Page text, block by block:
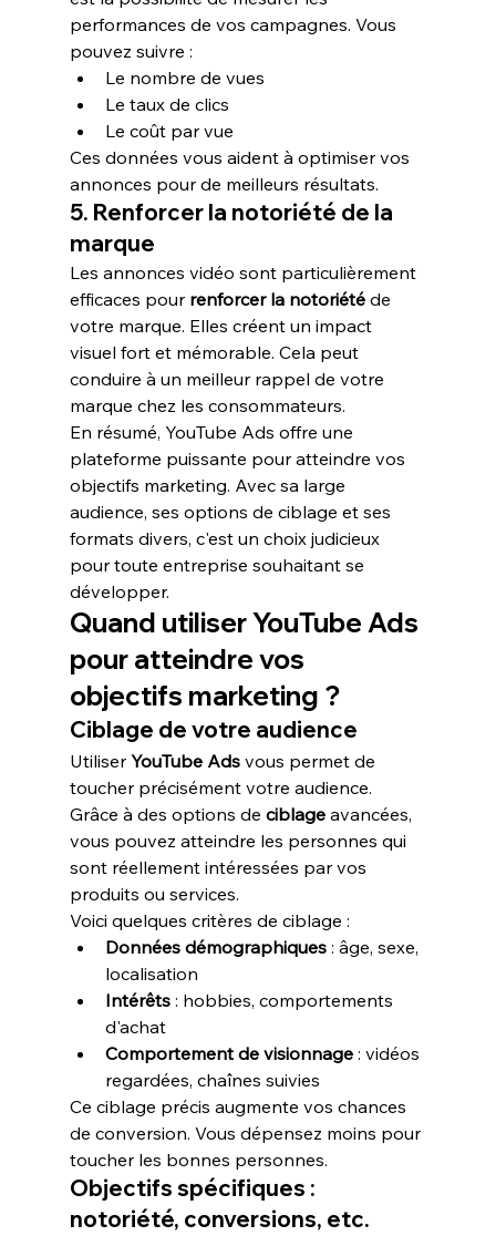
performances de vos campagnes. Vous
pouvez suivre :
Le nombre de vues
Le taux de clics
Le coût par vue
Ces données vous aident à optimiser vos
annonces pour de meilleurs résultats.
5. Renforcer la notoriété de la
marque
Les annonces vidéo sont particulièrement
efficaces pour renforcer la notoriété de
votre marque. Elles créent un impact
visuel fort et mémorable. Cela peut
conduire à un meilleur rappel de votre
marque chez les consommateurs.
En résumé, YouTube Ads offre une
plateforme puissante pour atteindre vos
objectifs marketing. Avec sa large
audience, ses options de ciblage et ses
formats divers, c'est un choix judicieux
pour toute entreprise souhaitant se
développer.
Quand utiliser YouTube Ads
pour atteindre vos
objectifs marketing ?
Ciblage de votre audience
Utiliser YouTube Ads vous permet de
toucher précisément votre audience.
Grâce à des options de ciblage avancées,
vous pouvez atteindre les personnes qui
sont réellement intéressées par vos
produits ou services.
Voici quelques critères de ciblage :
Données démographiques : âge, sexe,
localisation
Intérêts : hobbies, comportements
d'achat
Comportement de visionnage : vidéos
regardées, chaînes suivies
Ce ciblage précis augmente vos chances
de conversion. Vous dépensez moins pour
toucher les bonnes personnes.
Objectifs spécifiques :
notoriété, conversions, etc.